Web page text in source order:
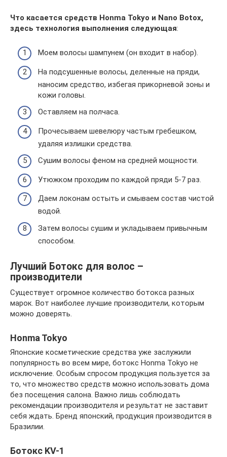
Что касается средств Honma Tokyo и Nano Botox,
здесь технология выполнения следующая:
Моем волосы шампунем (он входит в набор).
На подсушенные волосы, деленные на пряди,
наносим средство, избегая прикорневой зоны и
кожи головы.
Оставляем на полчаса.
Прочесываем шевелюру частым гребешком,
удаляя излишки средства.
Сушим волосы феном на средней мощности.
Утюжком проходим по каждой пряди 5-7 раз.
Даем локонам остыть и смываем состав чистой
водой.
Затем волосы сушим и укладываем привычным
способом.
Лучший Ботокс для волос –
производители
Существует огромное количество ботокса разных
марок. Вот наиболее лучшие производители, которым
можно доверять.
Honma Tokyo
Японские косметические средства уже заслужили
популярность во всем мире, ботокс Honma Tokyo не
исключение. Особым спросом продукция пользуется за
то, что множество средств можно использовать дома
без посещения салона. Важно лишь соблюдать
рекомендации производителя и результат не заставит
себя ждать. Бренд японский, продукция производится в
Бразилии.
Ботокс KV-1